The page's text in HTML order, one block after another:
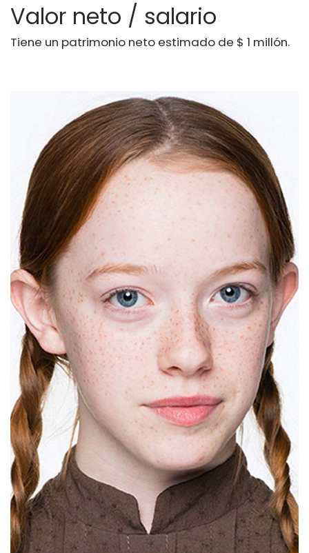
Valor neto / salario
Tiene un patrimonio neto estimado de $ 1 millón.